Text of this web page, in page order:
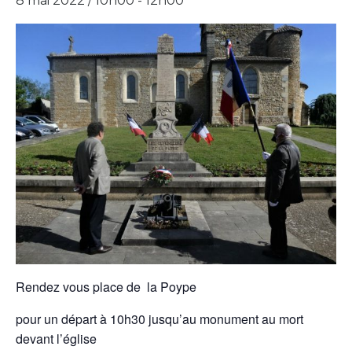
Rendez vous place de la Poype
pour un départ à 10h30 jusqu’au monument au mort
devant l’église